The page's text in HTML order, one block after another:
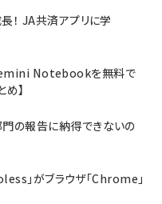
！ JA共済アプリに学
Notebookを無料で
】
の報告に納得できないの
」がブラウザ「Chrome」